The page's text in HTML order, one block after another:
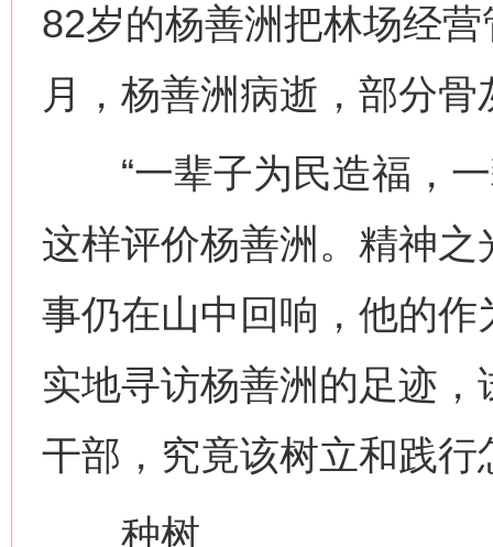
82岁的杨善洲把林场经
月，杨善洲病逝，部分
“一辈子为民造福，一
这样评价杨善洲。精神
事仍在山中回响，他的
实地寻访杨善洲的足迹
干部，究竟该树立和践行
种树